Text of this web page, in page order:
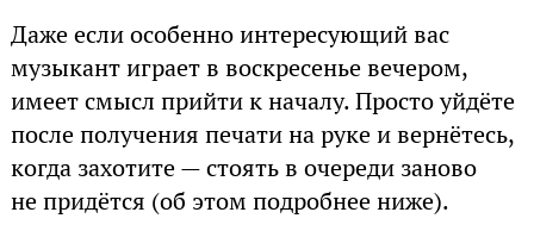
Даже если особенно интересующий вас
музыкант играет в воскресенье вечером,
имеет смысл прийти к началу. Просто уйдёте
после получения печати на руке и вернётесь,
когда захотите — стоять в очереди заново
не придётся (об этом подробнее ниже).